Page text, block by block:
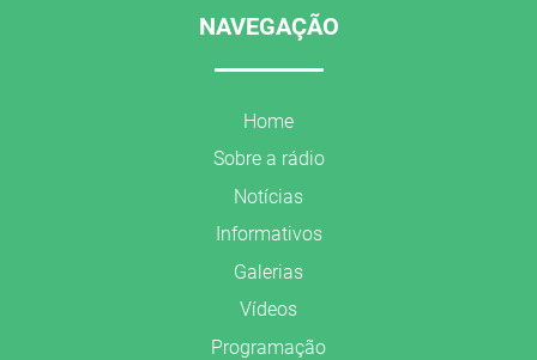
NAVEGAÇÃO
Home
Sobre a rádio
Notícias
Informativos
Galerias
Vídeos
Programação